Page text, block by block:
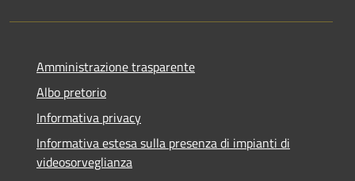
Amministrazione trasparente
Albo pretorio
Informativa privacy
Informativa estesa sulla presenza di impianti di
videosorveglianza